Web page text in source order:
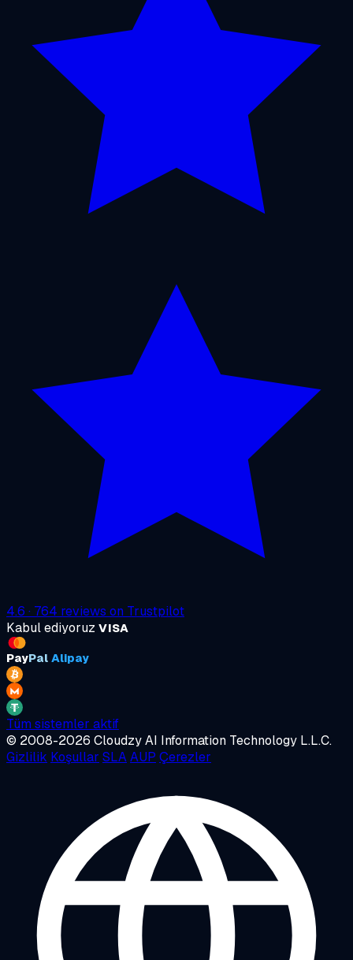
4.6 · 764 reviews on Trustpilot
Kabul ediyoruz VISA
PayPal Alipay
Tüm sistemler aktif
© 2008-2026 Cloudzy AI Information Technology L.L.C.
Gizlilik Koşullar SLAAUP Çerezler